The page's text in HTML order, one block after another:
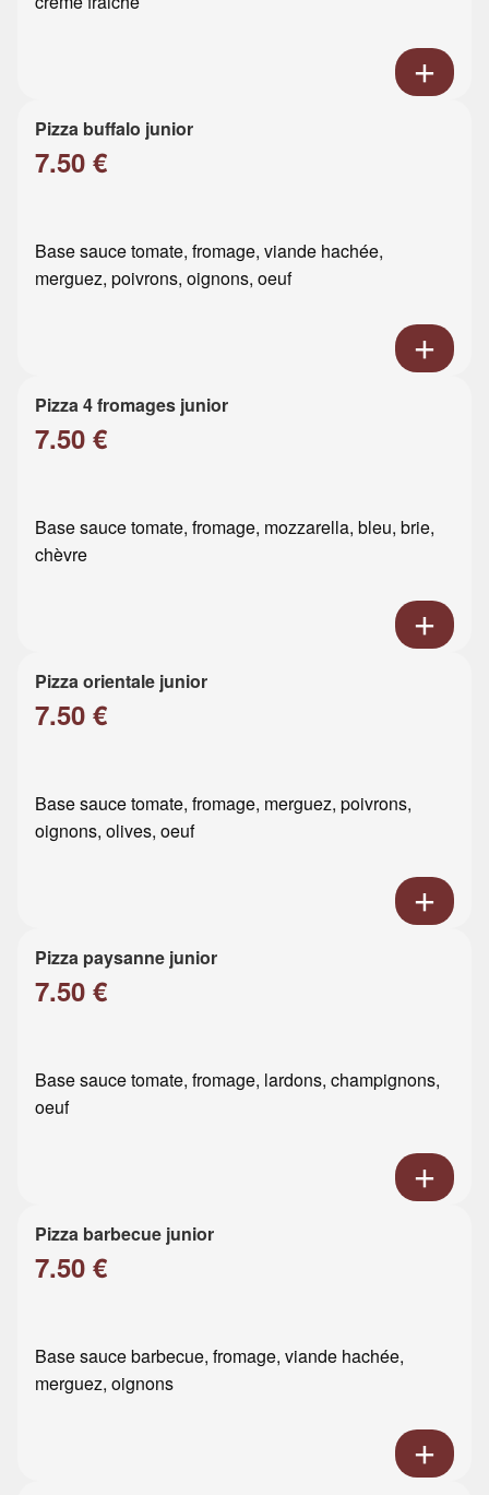
Pizza buffalo junior
7.50 €
Base sauce tomate, fromage, viande hachée,
merguez, poivrons, oignons, oeuf
Pizza 4 fromages junior
7.50 €
Base sauce tomate, fromage, mozzarella, bleu, brie,
chèvre
Pizza orientale junior
7.50 €
Base sauce tomate, fromage, merguez, poivrons,
oignons, olives, oeuf
Pizza paysanne junior
7.50 €
Base sauce tomate, fromage, lardons, champignons,
oeuf
Pizza barbecue junior
7.50 €
Base sauce barbecue, fromage, viande hachée,
merguez, oignons